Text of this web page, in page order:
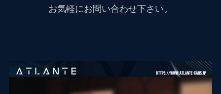
お気軽にお問い合わせ下さい。